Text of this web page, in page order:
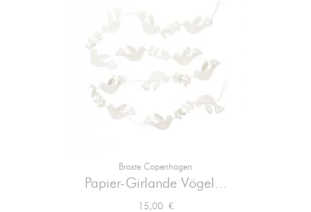
Broste Copenhagen
Papier-Girlande Vögel...
Preis
15,00 €